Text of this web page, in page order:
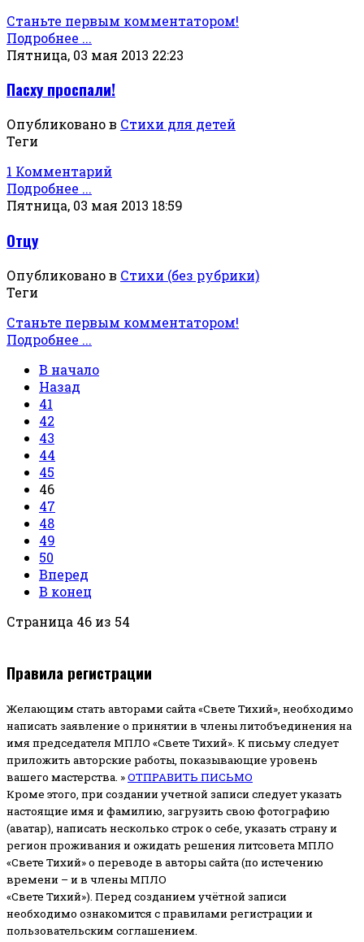
Станьте первым комментатором!
Подробнее ...
Пятница, 03 мая 2013 22:23
Пасху проспали!
Опубликовано в Стихи для детей
Теги
1 Комментарий
Подробнее ...
Пятница, 03 мая 2013 18:59
Отцу
Опубликовано в Стихи (без рубрики)
Теги
Станьте первым комментатором!
Подробнее ...
В начало
Назад
41
42
43
44
45
46
47
48
49
50
Вперед
В конец
Страница 46 из 54
Правила регистрации
Желающим стать авторами сайта «Свете Тихий», необходимо
написать заявление о принятии в члены литобъединения на
имя председателя МПЛО «Свете Тихий». К письму следует
приложить авторские работы, показывающие уровень
вашего мастерства. »ОТПРАВИТЬ ПИСЬМО
Кроме этого, при создании учетной записи следует указать
настоящие имя и фамилию, загрузить свою фотографию
(аватар), написать несколько строк о себе, указать страну и
регион проживания и ожидать решения литсовета МПЛО
«Свете Тихий» о переводе в авторы сайта (по истечению
времени – и в члены МПЛО
«Свете Тихий»). Перед созданием учётной записи
необходимо ознакомится с правилами регистрации и
пользовательским соглашением.